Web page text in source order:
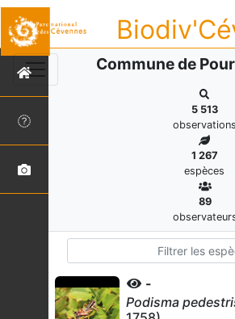
Commune de
5 513
observations
1 267
espèces
89
-
Podisma